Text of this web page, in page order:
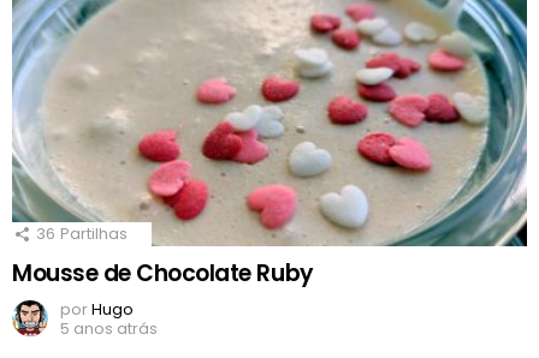
36 Partilhas
Mousse de Chocolate Ruby
porHugo
5 anos atrás